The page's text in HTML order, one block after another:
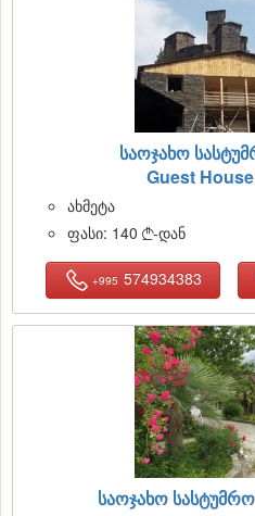
საოჯახო
Guest
ახმეტა
ფასი: 140 -დან
+995 574934383
საოჯახო